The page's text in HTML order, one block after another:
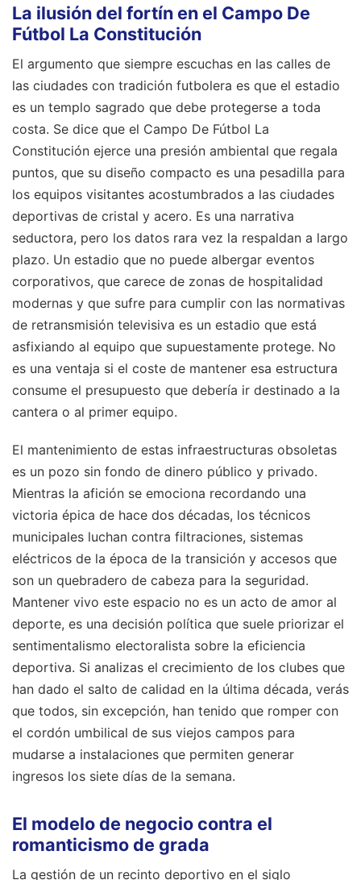
La ilusión del fortín en el Campo De
Fútbol La Constitución
El argumento que siempre escuchas en las calles de
las ciudades con tradición futbolera es que el estadio
es un templo sagrado que debe protegerse a toda
costa. Se dice que el Campo De Fútbol La
Constitución ejerce una presión ambiental que regala
puntos, que su diseño compacto es una pesadilla para
los equipos visitantes acostumbrados a las ciudades
deportivas de cristal y acero. Es una narrativa
seductora, pero los datos rara vez la respaldan a largo
plazo. Un estadio que no puede albergar eventos
corporativos, que carece de zonas de hospitalidad
modernas y que sufre para cumplir con las normativas
de retransmisión televisiva es un estadio que está
asfixiando al equipo que supuestamente protege. No
es una ventaja si el coste de mantener esa estructura
consume el presupuesto que debería ir destinado a la
cantera o al primer equipo.
El mantenimiento de estas infraestructuras obsoletas
es un pozo sin fondo de dinero público y privado.
Mientras la afición se emociona recordando una
victoria épica de hace dos décadas, los técnicos
municipales luchan contra filtraciones, sistemas
eléctricos de la época de la transición y accesos que
son un quebradero de cabeza para la seguridad.
Mantener vivo este espacio no es un acto de amor al
deporte, es una decisión política que suele priorizar el
sentimentalismo electoralista sobre la eficiencia
deportiva. Si analizas el crecimiento de los clubes que
han dado el salto de calidad en la última década, verás
que todos, sin excepción, han tenido que romper con
el cordón umbilical de sus viejos campos para
mudarse a instalaciones que permiten generar
ingresos los siete días de la semana.
El modelo de negocio contra el
romanticismo de grada
La gestión de un recinto deportivo en el siglo